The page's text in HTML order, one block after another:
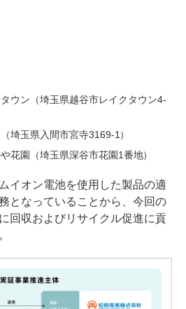
ウン（埼玉県越谷市レイクタウン4-
埼玉県入間市宮寺3169-1）
花園（埼玉県深谷市花園1番地）
イオン電池を使用した製品の適
となっていることから、今回の
回収およびリサイクル促進に貢